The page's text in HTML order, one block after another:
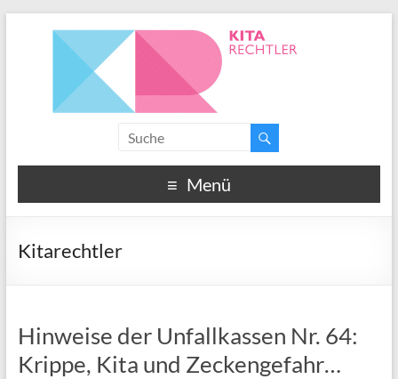
Menü
Kitarechtler
Hinweise der Unfallkassen Nr. 64:
Krippe, Kita und Zeckengefahr…